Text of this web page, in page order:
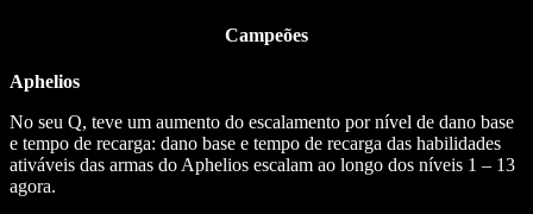
Campeões
Aphelios
No seu Q, teve um aumento do escalamento por nível de dano base
e tempo de recarga: dano base e tempo de recarga das habilidades
ativáveis das armas do Aphelios escalam ao longo dos níveis 1 – 13
agora.